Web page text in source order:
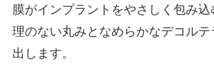
膜がインプラントをやさしく包み
理のない丸みとなめらかなデコルテ
出します。